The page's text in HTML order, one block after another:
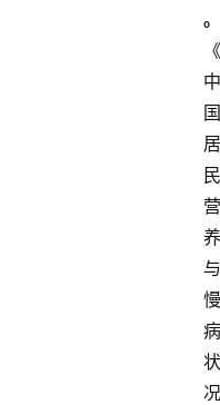
。
《
中
国
居
民
营
养
与
慢
病
状
况